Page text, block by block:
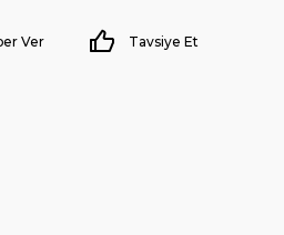
Ver Tavsiye Et